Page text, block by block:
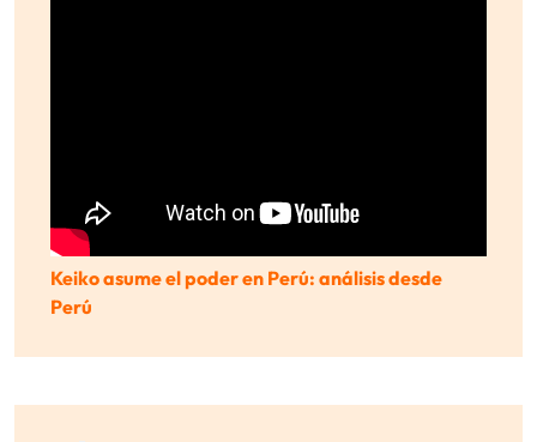
Keiko asume el poder en Perú: análisis desde
Perú